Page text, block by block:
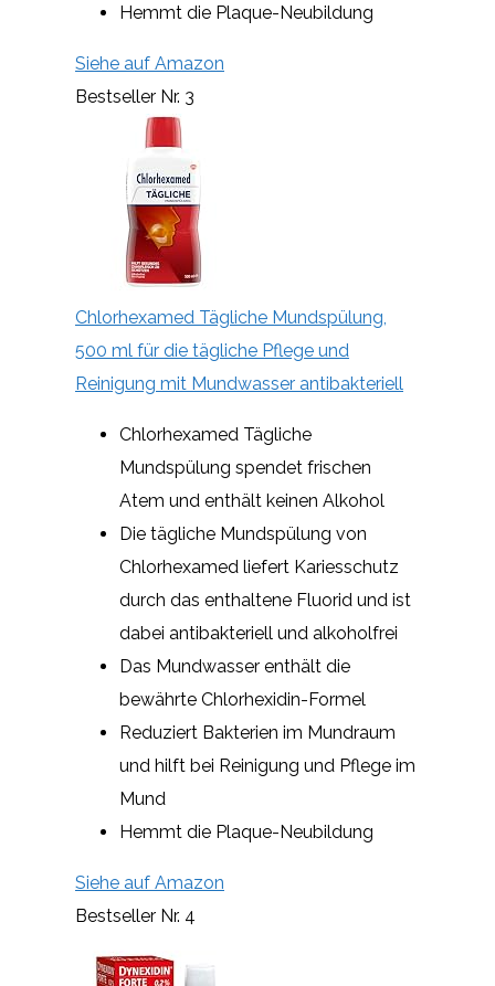
Hemmt die Plaque-Neubildung
Siehe auf Amazon
Bestseller Nr. 3
Chlorhexamed Tägliche Mundspülung,
500 ml für die tägliche Pflege und
Reinigung mit Mundwasser antibakteriell
Chlorhexamed Tägliche
Mundspülung spendet frischen
Atem und enthält keinen Alkohol
Die tägliche Mundspülung von
Chlorhexamed liefert Kariesschutz
durch das enthaltene Fluorid und ist
dabei antibakteriell und alkoholfrei
Das Mundwasser enthält die
bewährte Chlorhexidin-Formel
Reduziert Bakterien im Mundraum
und hilft bei Reinigung und Pflege im
Mund
Hemmt die Plaque-Neubildung
Siehe auf Amazon
Bestseller Nr. 4